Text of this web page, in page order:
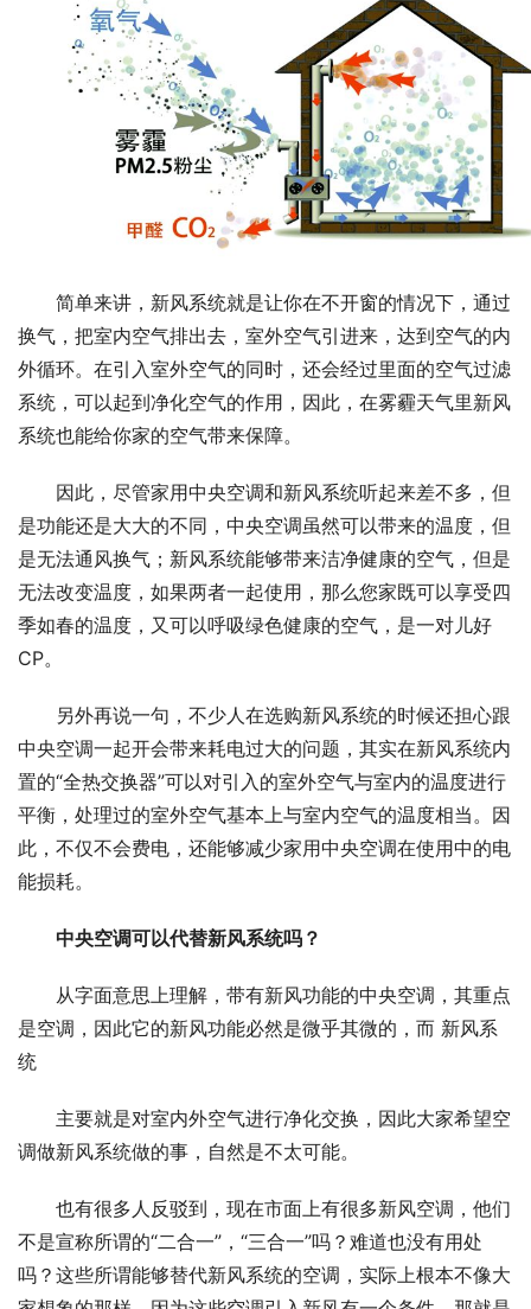
简单来讲，新风系统就是让你在不开窗的情况下，通过
换气，把室内空气排出去，室外空气引进来，达到空气的内
外循环。在引入室外空气的同时，还会经过里面的空气过滤
系统，可以起到净化空气的作用，因此，在雾霾天气里新风
系统也能给你家的空气带来保障。
因此，尽管家用中央空调和新风系统听起来差不多，但
是功能还是大大的不同，中央空调虽然可以带来的温度，但
是无法通风换气；新风系统能够带来洁净健康的空气，但是
无法改变温度，如果两者一起使用，那么您家既可以享受四
季如春的温度，又可以呼吸绿色健康的空气，是一对儿好
CP。
另外再说一句，不少人在选购新风系统的时候还担心跟
中央空调一起开会带来耗电过大的问题，其实在新风系统内
置的“全热交换器”可以对引入的室外空气与室内的温度进行
平衡，处理过的室外空气基本上与室内空气的温度相当。因
此，不仅不会费电，还能够减少家用中央空调在使用中的电
能损耗。
中央空调可以代替新风系统吗？
从字面意思上理解，带有新风功能的中央空调，其重点
是空调，因此它的新风功能必然是微乎其微的，而 新风系
统
主要就是对室内外空气进行净化交换，因此大家希望空
调做新风系统做的事，自然是不太可能。
也有很多人反驳到，现在市面上有很多新风空调，他们
不是宣称所谓的“二合一”，“三合一”吗？难道也没有用处
吗？这些所谓能够替代新风系统的空调，实际上根本不像大